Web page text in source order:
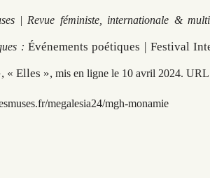
| Revue féministe, internationale &
: Événements poétiques | Festival
« Elles », mis en ligne le 10 avril 2024.
megalesia24/mgh-monamie